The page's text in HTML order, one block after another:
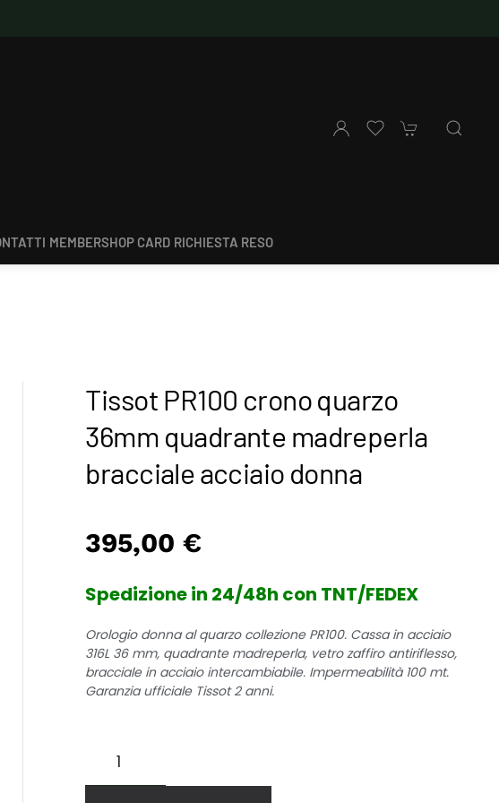
MEMBERSHOP CARD RICHIESTA RESO
Tissot PR100 crono quarzo
36mm quadrante madreperla
bracciale acciaio donna
395,00€
Spedizione in 24/48h con TNT/FEDEX
Orologio donna al quarzo collezione PR100. Cassa in acciaio
316L 36 mm, quadrante madreperla, vetro zaffiro antiriflesso,
bracciale in acciaio intercambiabile. Impermeabilità 100 mt.
Garanzia ufficiale Tissot 2 anni.
PR100
crono